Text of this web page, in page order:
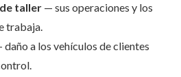
taller — sus operaciones y los
trabaja.
daño a los vehículos de clientes